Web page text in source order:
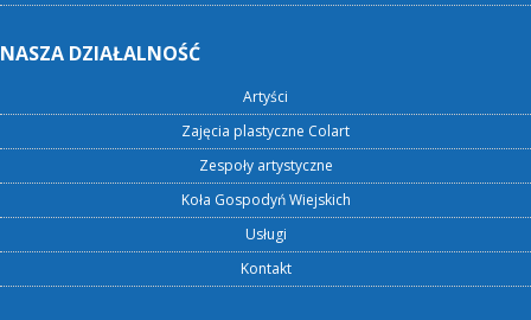
NASZA DZIAŁALNOŚĆ
Artyści
Zajęcia plastyczne Colart
Zespoły artystyczne
Koła Gospodyń Wiejskich
Usługi
Kontakt